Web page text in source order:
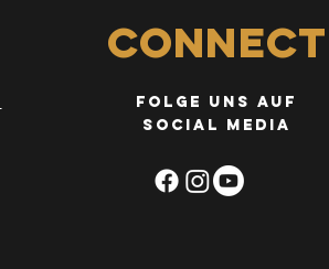
Connect
FOLGE uns auf
social media